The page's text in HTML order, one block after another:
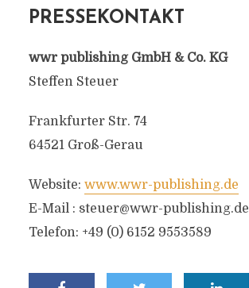
PRESSEKONTAKT
wwr publishing GmbH & Co. KG
Steffen Steuer
Frankfurter Str. 74
64521 Groß-Gerau
Website: www.wwr-publishing.de
E-Mail : steuer@wwr-publishing.de
Telefon: +49 (0) 6152 9553589